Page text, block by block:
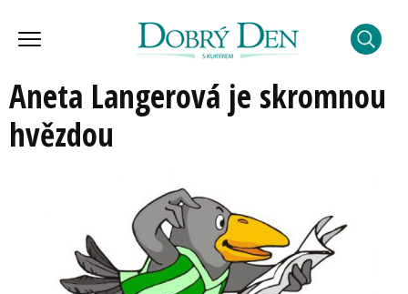
Aneta Langerová je skromnou
hvězdou